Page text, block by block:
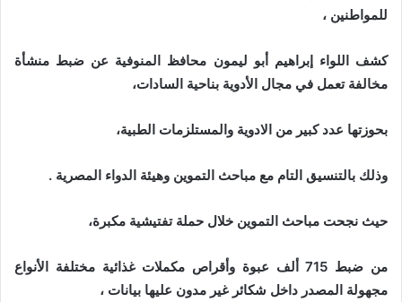
للمواطنين ،
كشف اللواء إبراهيم أبو ليمون محافظ المنوفية عن ضبط منشأة
مخالفة تعمل في مجال الأدوية بناحية السادات،
بحوزتها عدد كبير من الادوية والمستلزمات الطبية،
وذلك بالتنسيق التام مع مباحث التموين وهيئة الدواء المصرية .
حيث نجحت مباحث التموين خلال حملة تفتيشية مكبرة،
من ضبط 715 ألف عبوة وأقراص مكملات غذائية مختلفة الأنواع
مجهولة المصدر داخل شكائر غير مدون عليها بيانات ،